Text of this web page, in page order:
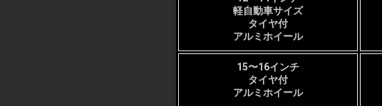
軽自動車サイズ
タイヤ付
アルミホイール
15〜16インチ
タイヤ付
アルミホイール